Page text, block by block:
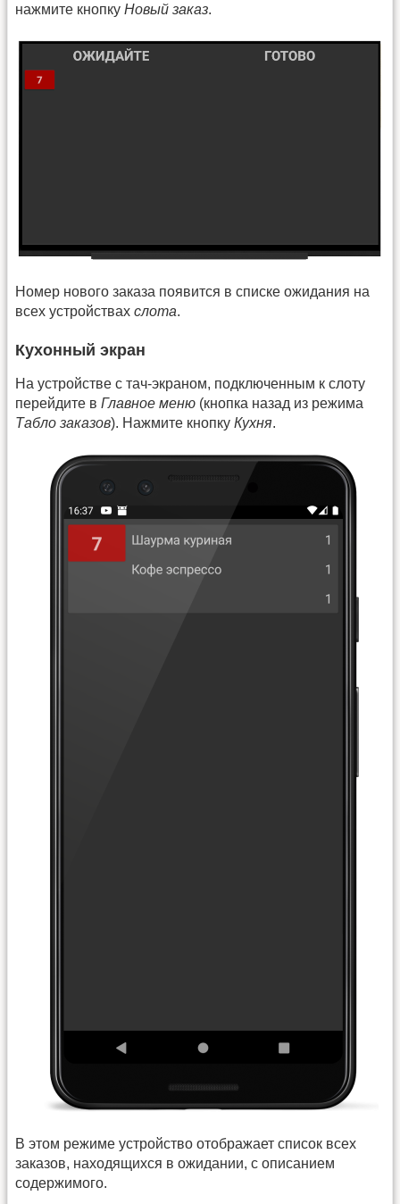
нажмите кнопку Новый заказ.
Номер нового заказа появится в списке ожидания на
всех устройствах слота.
Кухонный экран
На устройстве с тач-экраном, подключенным к слоту
перейдите в Главное меню (кнопка назад из режима
Табло заказов). Нажмите кнопку Кухня.
В этом режиме устройство отображает список всех
заказов, находящихся в ожидании, с описанием
содержимого.